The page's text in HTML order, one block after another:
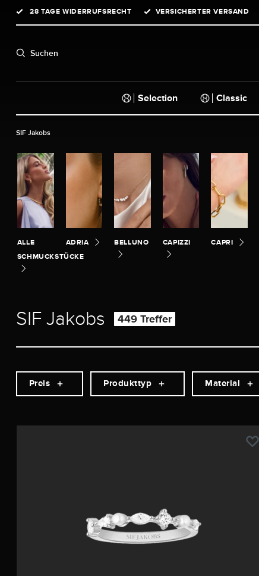
Zur Hauptnavigation springen
28 TAGE WIDERRUFSRECHT VERSICHERTER VERSAND
Suchen
Selection Classic
SIF Jakobs
ALLE
SCHMUCKSTÜCKE
ADRIA BELLUNO CAPIZZI CAPRI
SIF Jakobs 449 Treffer
Preis Produkttyp Material